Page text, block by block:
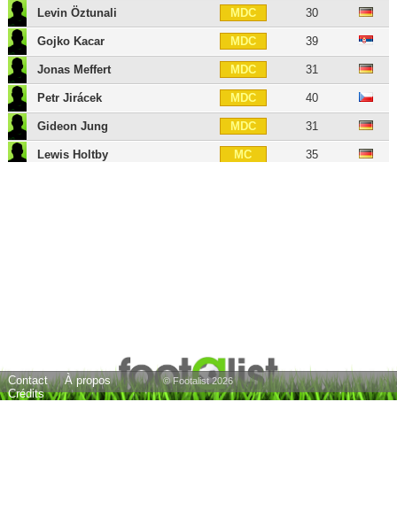
Levin Öztunali MDC 30
Gojko Kacar MDC 39
Jonas Meffert MDC 31
Petr Jirácek MDC 40
Gideon Jung MDC 31
Lewis Holtby MC 35
Yussuf Poulsen ATT 32
Contact
À propos
Crédits
© Footalist 2026